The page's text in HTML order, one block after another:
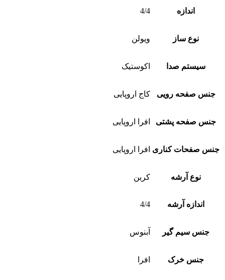
اندازه 4/4
نوع ساز ویولن
سیستم صدا اکوستیک
جنس صفحه رویی کاج اروپایی
جنس صفحه پشتی افرا اروپایی
جنس صفحات کناری افرا اروپایی
نوع آرشه کربن
اندازه آرشه 4/4
جنس سیم گیر آبنوس
جنس خرک افرا